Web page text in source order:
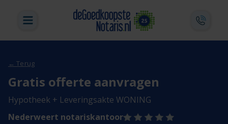
← Terug
Gratis offerte aanvragen
Hypotheek + Leveringsakte WONING
Nederweert notariskantoor